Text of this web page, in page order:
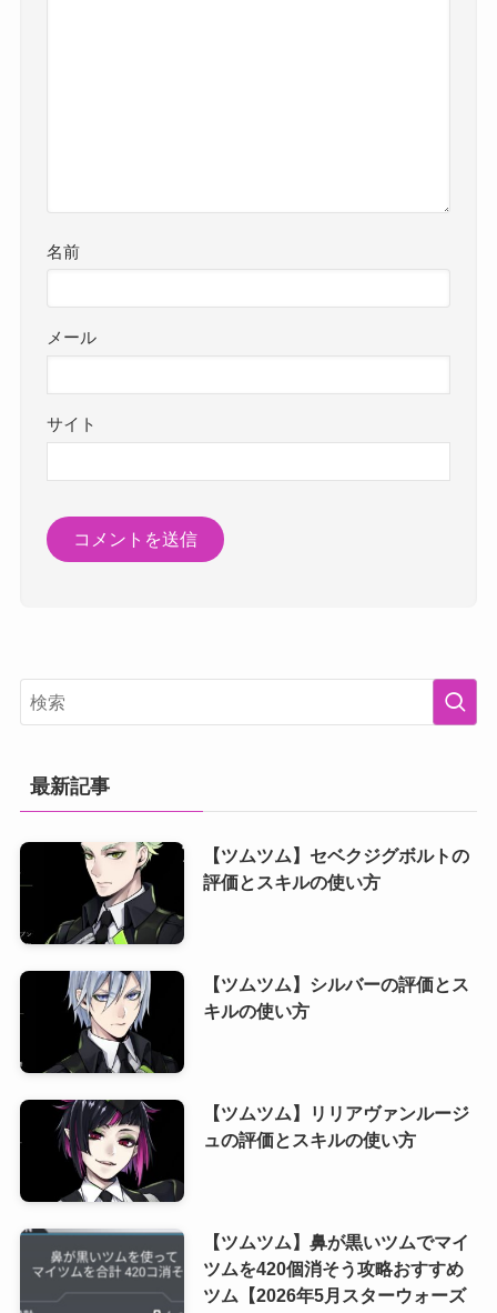
名前
メール
サイト
最新記事
【ツムツム】セベクジグボルトの
評価とスキルの使い方
【ツムツム】シルバーの評価とス
キルの使い方
【ツムツム】リリアヴァンルージ
ュの評価とスキルの使い方
【ツムツム】鼻が黒いツムでマイ
ツムを420個消そう攻略おすすめ
ツム【2026年5月スターウォーズ